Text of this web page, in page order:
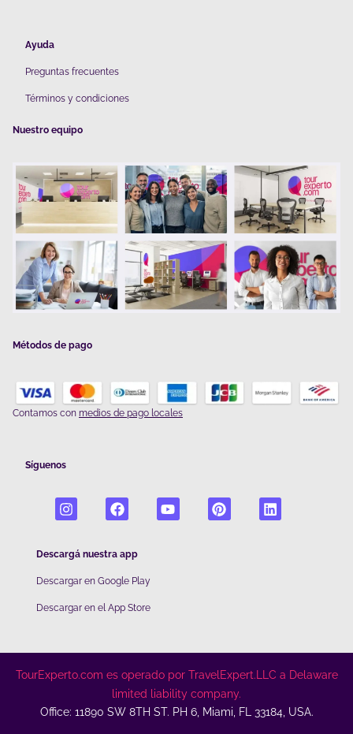
Ayuda
Preguntas frecuentes
Términos y condiciones
Nuestro equipo
Métodos de pago
Contamos con medios de pago locales
Síguenos
Descargá nuestra app
Descargar en Google Play
Descargar en el App Store
TourExperto.com es operado por TravelExpert.LLC a Delaware
limited liability company.
Office: 11890 SW 8TH ST. PH 6, Miami, FL 33184, USA.